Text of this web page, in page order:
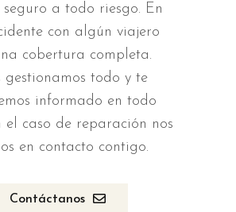
a todo riesgo. En
con algún viajero
cobertura completa.
gestionamos todo y te
informado en todo
el caso de reparación nos
en contacto contigo.
Contáctanos